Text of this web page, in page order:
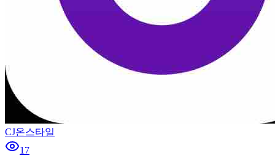
CJ온스타일
17